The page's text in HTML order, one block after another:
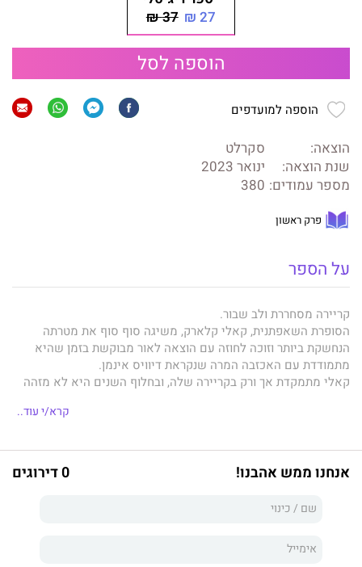
27 ₪
37 ₪
הוספה לסל
הוספה למועדפים
הוצאה:
סקרלט
שנת הוצאה:
ינואר 2023
מספר עמודים: 380
פרק ראשון
על הספר
קריירה מסחררת ולב שבור.
הסופרת השאפתנית, קאלי קלארק, משיגה סוף סוף את מטרתה
הנחשקת ביותר וזוכה לחוזה עם הוצאה לאור מבוקשת בזמן שהיא
מתמודדת עם האכזבה המרה שנקראת דיוויס אינמן.
קאלי מתמקדת אך ורק בקריירה שלה, ובחלוף השנים היא לא מזהה
לפתוח את ליבה שוב.
אבל אולי זה יהיה מאוחר מדי כשאורח מעברה מופיע מחדש ומאיים
על החלום שבו היא נאחזת.
קרא/י עוד..
אנחנו ממש אהבנו! 0 דירוגים